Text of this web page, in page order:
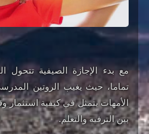
مع بدء الإجازة الصيفية تتحول
تماما، حيث يغيب الروتين
الأمهات يتمثل في كيفية استثمار
بين الترفيه والتعلم.